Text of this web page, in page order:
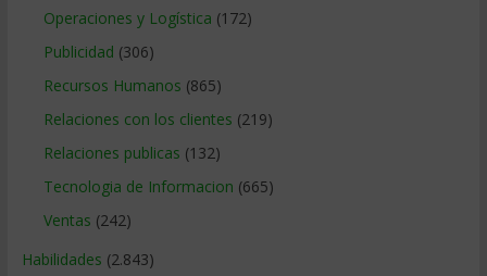
Operaciones y Logística (172)
Publicidad (306)
Recursos Humanos (865)
Relaciones con los clientes (219)
Relaciones publicas (132)
Tecnologia de Informacion (665)
Ventas (242)
Habilidades (2.843)